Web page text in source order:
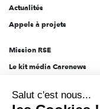
Actualités
Appels à projets
Mission RSE
Le kit média Carenews
AEF info
Salut c'est nous...